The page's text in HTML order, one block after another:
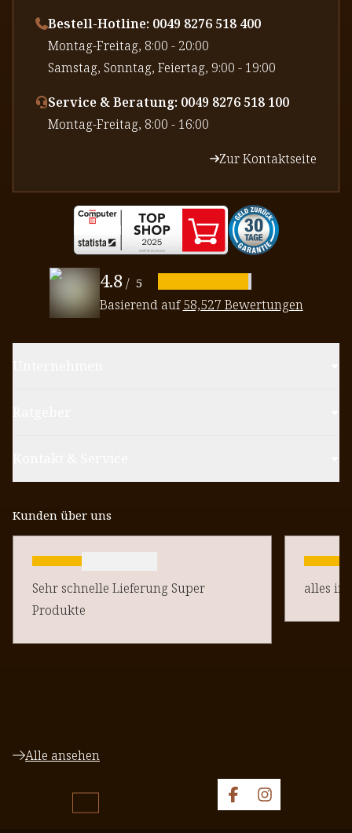
Bestell-Hotline: 0049 8276 518 400
⁠Montag-Freitag, 8:00 - 20:00
⁠Samstag, Sonntag, Feiertag, 9:00 - 19:00
Service & Beratung: 0049 8276 518 100
⁠Montag-Freitag, 8:00 - 16:00
Zur Kontaktseite
4.8 / 5
Basierend auf58,527 Bewertungen
Kunden über uns
Sehr schnelle Lieferung Super
Produkte
alles in
Alle ansehen